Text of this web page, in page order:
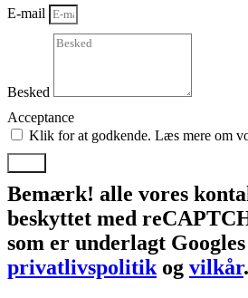
E-mail
Besked
Acceptance
Klik for at godkende. Læs mere om
Bemærk! alle vores
beskyttet med
som er underlagt Googles
privatlivspolitik og vilkår.